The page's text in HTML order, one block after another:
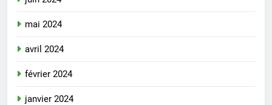
mai 2024
avril 2024
février 2024
janvier 2024